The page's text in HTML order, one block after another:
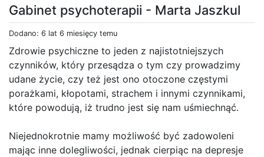
Gabinet psychoterapii - Marta Jaszkul
Dodano: 6 lat 6 miesięcy temu
Zdrowie psychiczne to jeden z najistotniejszych
czynników, który przesądza o tym czy prowadzimy
udane życie, czy też jest ono otoczone częstymi
porażkami, kłopotami, strachem i innymi czynnikami,
które powodują, iż trudno jest się nam uśmiechnąć.
Niejednokrotnie mamy możliwość być zadowoleni
mając inne dolegliwości, jednak cierpiąc na depresje